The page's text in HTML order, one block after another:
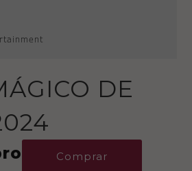
DE
Comprar